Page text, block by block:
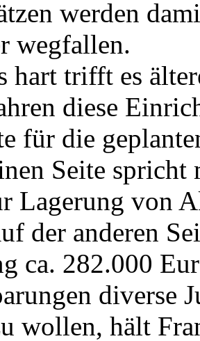
werden
wegfallen.
hart trifft es
diese
für die
Seite
Lagerung von
der anderen
ca. 282.000
diverse
wollen, hält